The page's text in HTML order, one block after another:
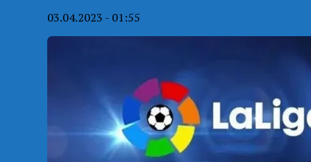
03.04.2023 - 01:55